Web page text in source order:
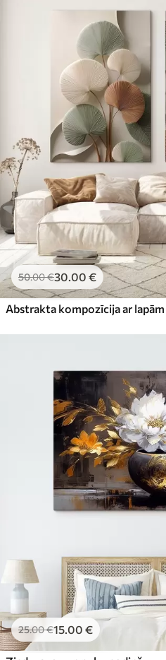
50.00€30.00 €
Abstrakta kompozīcija ar lapām
25.00€15.00 €